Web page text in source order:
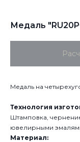
Медаль
Медаль на
Технология
Штамповка,
ювелирными
Материал: